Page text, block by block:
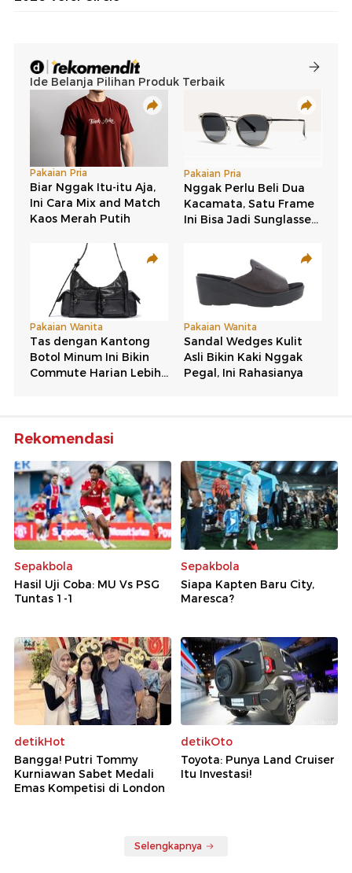
Rekomendasi
Sepakbola
Hasil Uji Coba: MU Vs PSG
Tuntas 1-1
Sepakbola
Siapa Kapten Baru City,
Maresca?
detikHot
Bangga! Putri Tommy
Kurniawan Sabet Medali
Emas Kompetisi di London
detikOto
Toyota: Punya Land Cruiser
Itu Investasi!
Selengkapnya